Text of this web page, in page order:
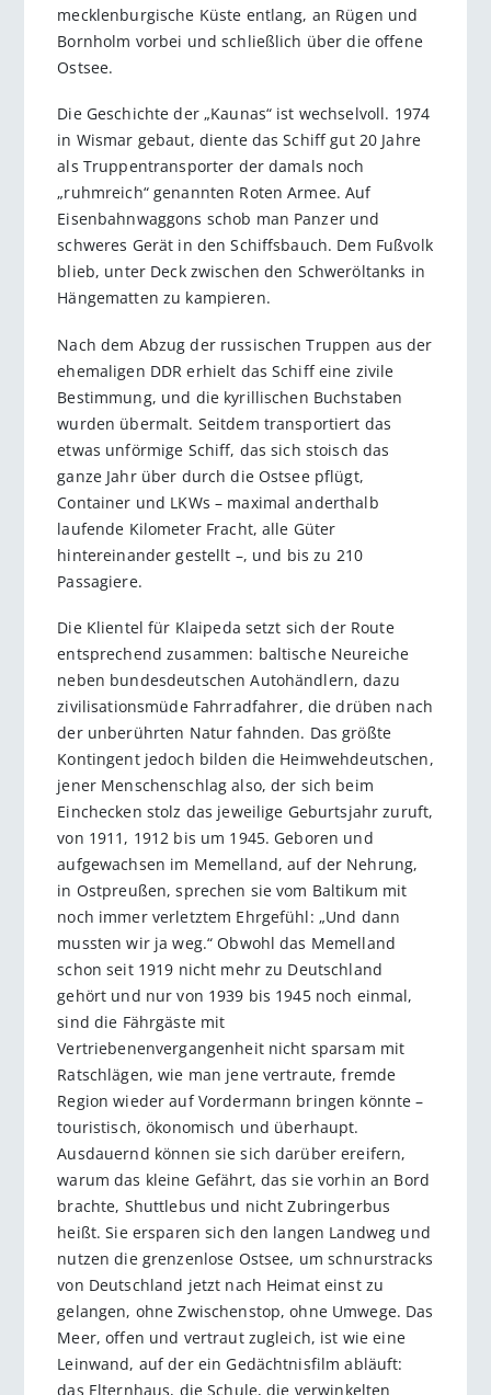
mecklenburgische Küste entlang, an Rügen und
Bornholm vorbei und schließlich über die offene
Ostsee.
Die Geschichte der „Kaunas“ ist wechselvoll. 1974
in Wismar gebaut, diente das Schiff gut 20 Jahre
als Truppentransporter der damals noch
„ruhmreich“ genannten Roten Armee. Auf
Eisenbahnwaggons schob man Panzer und
schweres Gerät in den Schiffsbauch. Dem Fußvolk
blieb, unter Deck zwischen den Schweröltanks in
Hängematten zu kampieren.
Nach dem Abzug der russischen Truppen aus der
ehemaligen DDR erhielt das Schiff eine zivile
Bestimmung, und die kyrillischen Buchstaben
wurden übermalt. Seitdem transportiert das
etwas unförmige Schiff, das sich stoisch das
ganze Jahr über durch die Ostsee pflügt,
Container und LKWs – maximal anderthalb
laufende Kilometer Fracht, alle Güter
hintereinander gestellt –, und bis zu 210
Passagiere.
Die Klientel für Klaipeda setzt sich der Route
entsprechend zusammen: baltische Neureiche
neben bundesdeutschen Autohändlern, dazu
zivilisationsmüde Fahrradfahrer, die drüben nach
der unberührten Natur fahnden. Das größte
Kontingent jedoch bilden die Heimwehdeutschen,
jener Menschenschlag also, der sich beim
Einchecken stolz das jeweilige Geburtsjahr zuruft,
von 1911, 1912 bis um 1945. Geboren und
aufgewachsen im Memelland, auf der Nehrung,
in Ostpreußen, sprechen sie vom Baltikum mit
noch immer verletztem Ehrgefühl: „Und dann
mussten wir ja weg.“ Obwohl das Memelland
schon seit 1919 nicht mehr zu Deutschland
gehört und nur von 1939 bis 1945 noch einmal,
sind die Fährgäste mit
Vertriebenenvergangenheit nicht sparsam mit
Ratschlägen, wie man jene vertraute, fremde
Region wieder auf Vordermann bringen könnte –
touristisch, ökonomisch und überhaupt.
Ausdauernd können sie sich darüber ereifern,
warum das kleine Gefährt, das sie vorhin an Bord
brachte, Shuttlebus und nicht Zubringerbus
heißt. Sie ersparen sich den langen Landweg und
nutzen die grenzenlose Ostsee, um schnurstracks
von Deutschland jetzt nach Heimat einst zu
gelangen, ohne Zwischenstop, ohne Umwege. Das
Meer, offen und vertraut zugleich, ist wie eine
Leinwand, auf der ein Gedächtnisfilm abläuft:
das Elternhaus, die Schule, die verwinkelten